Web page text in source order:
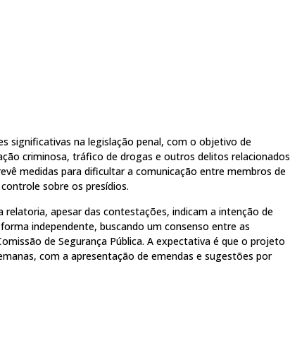
significativas na legislação penal, com o objetivo de
criminosa, tráfico de drogas e outros delitos relacionados
medidas para dificultar a comunicação entre membros de
sobre os presídios.
relatoria, apesar das contestações, indicam a intenção de
independente, buscando um consenso entre as
de Segurança Pública. A expectativa é que o projeto
com a apresentação de emendas e sugestões por